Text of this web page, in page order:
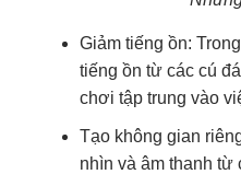
Giảm tiếng ồn:
tiếng ồn từ các cú
chơi tập trung vào
Tạo không gian
nhìn và âm thanh